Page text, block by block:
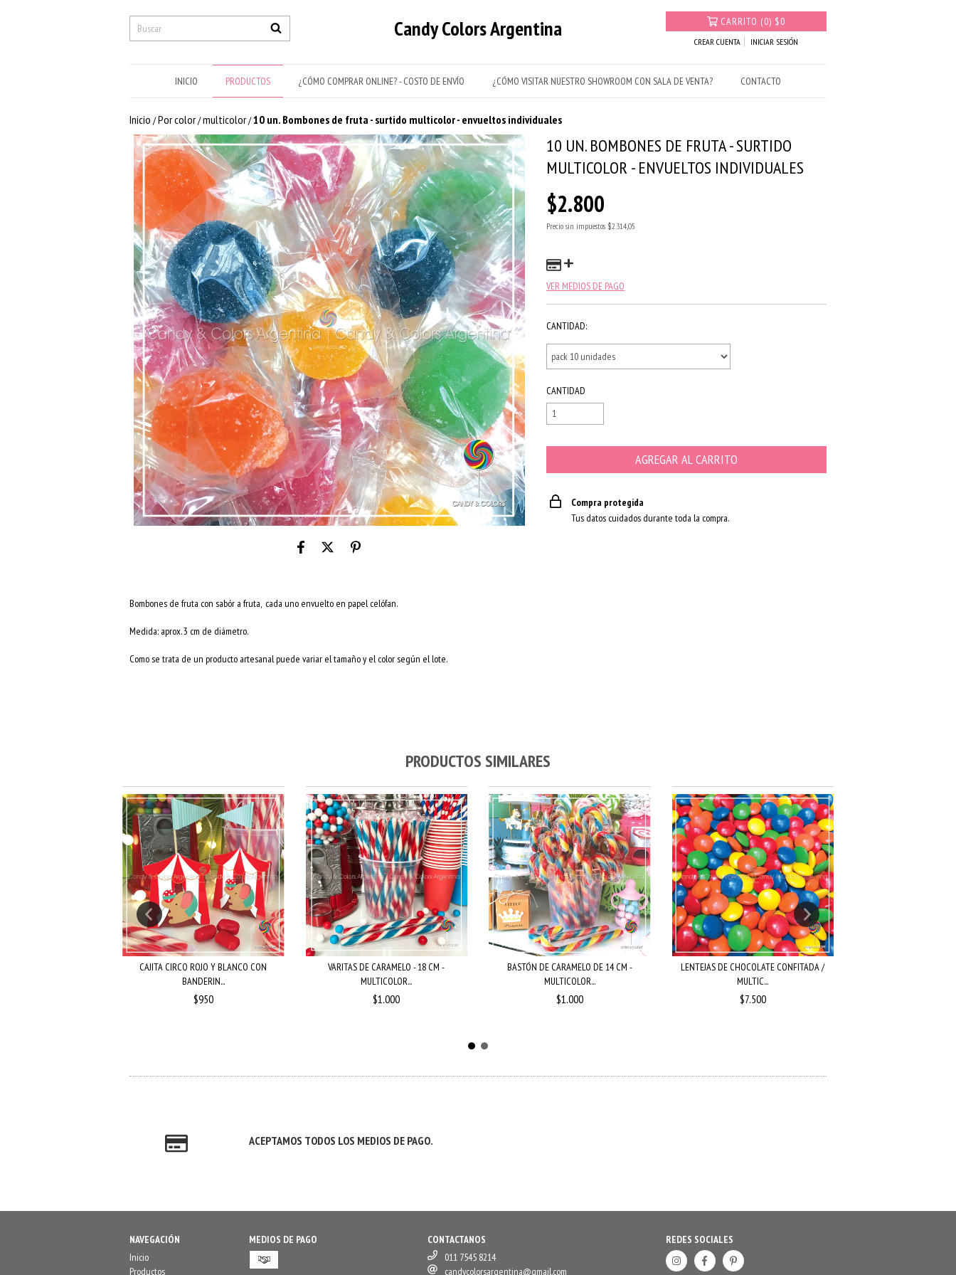
Candy Colors Argentina CARRITO (0) $0
CREAR CUENTA INICIAR SESIÓN
INICIO PRODUCTOS ¿CÓMO COMPRAR ONLINE? - COSTO DE ENVÍO ¿CÓMO VISITAR NUESTRO SHOWROOM CON SALA DE VENTA? CONTACTO
Inicio /Por color/multicolor/10 un. Bombones de fruta - surtido multicolor - envueltos individuales
Bombones de fruta con sabór a fruta, cada uno envuelto en papel celófan.
Medida: aprox. 3 cm de diámetro.
Como se trata de un producto artesanal puede variar el tamaño y el color según el lote.
10 UN. BOMBONES DE FRUTA - SURTIDO
MULTICOLOR - ENVUELTOS INDIVIDUALES
$2.800
Precio sin impuestos $2.314,05
VER MEDIOS DE PAGO
CANTIDAD:
CANTIDAD
Compra protegida
Tus datos cuidados durante toda la compra.
PRODUCTOS SIMILARES
CAJITA CIRCO ROJO Y BLANCO CON
BANDERIN...
$950
VARITAS DE CARAMELO - 18 CM -
MULTICOLOR...
$1.000
BASTÓN DE CARAMELO DE 14 CM -
MULTICOLOR...
$1.000
LENTEJAS DE CHOCOLATE CONFITADA /
MULTIC...
$7.500
ACEPTAMOS TODOS LOS MEDIOS DE PAGO.
NAVEGACIÓN
Inicio
Productos
MEDIOS DE PAGO
CONTACTANOS
011 7545 8214
candycolorsargentina@gmail.com
REDES SOCIALES